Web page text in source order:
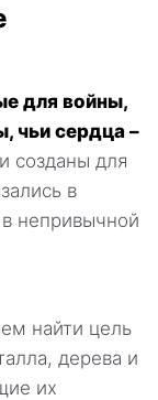
для войны,
чьи сердца –
созданы для
в
непривычной
найти цель
дерева и
их